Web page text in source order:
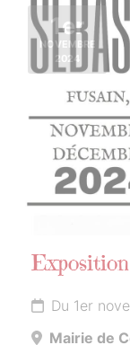
1er
NOVEMBRE
2024
Du 1er
Mairie de